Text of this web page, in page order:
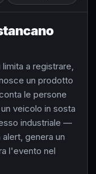
a registrare,
un prodotto
le persone
veicolo in sosta
industriale —
genera un
l'evento nel